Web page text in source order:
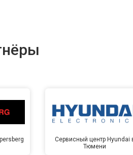
Сервисный центр Hyundai
Тюмени